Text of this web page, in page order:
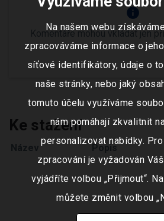
info
Komentáře mohou vkládat jen
Ke stažení
Název Popis
Na našem webu
zpracováváme informace o
síťové identifikátory, údaje o
naše stránky, nebo jaký
tomuto účelu využíváme
nám pomáhají zkvalitnit
personalizovat nabídky.
zpracování je vyžadován
vyjádříte volbou „Přijmout“.
můžete změnit volbou